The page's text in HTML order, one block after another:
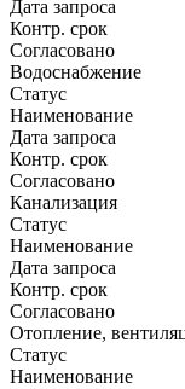
Дата запроса
Контр. срок
Согласовано
Водоснабжение
Статус
Наименование
Дата запроса
Контр. срок
Согласовано
Канализация
Статус
Наименование
Дата запроса
Контр. срок
Согласовано
Отопление,
Статус
Наименование